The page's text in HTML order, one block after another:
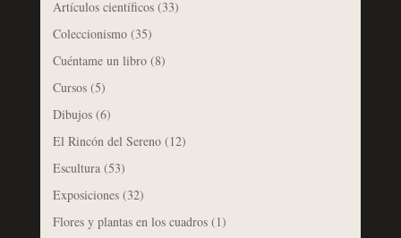
Artículos científicos(33)
Coleccionismo(35)
Cuéntame un libro(8)
Cursos(5)
Dibujos(6)
El Rincón del Sereno(12)
Escultura(53)
Exposiciones(32)
Flores y plantas en los cuadros(1)